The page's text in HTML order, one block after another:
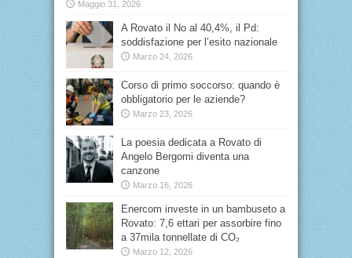
Maggio 31, 2026
A Rovato il No al 40,4%, il Pd:
soddisfazione per l’esito nazionale
Marzo 24, 2026
Corso di primo soccorso: quando è
obbligatorio per le aziende?
Marzo 23, 2026
La poesia dedicata a Rovato di
Angelo Bergomi diventa una
canzone
Marzo 16, 2026
Enercom investe in un bambuseto a
Rovato: 7,6 ettari per assorbire fino
a 37mila tonnellate di CO₂
Marzo 12, 2026